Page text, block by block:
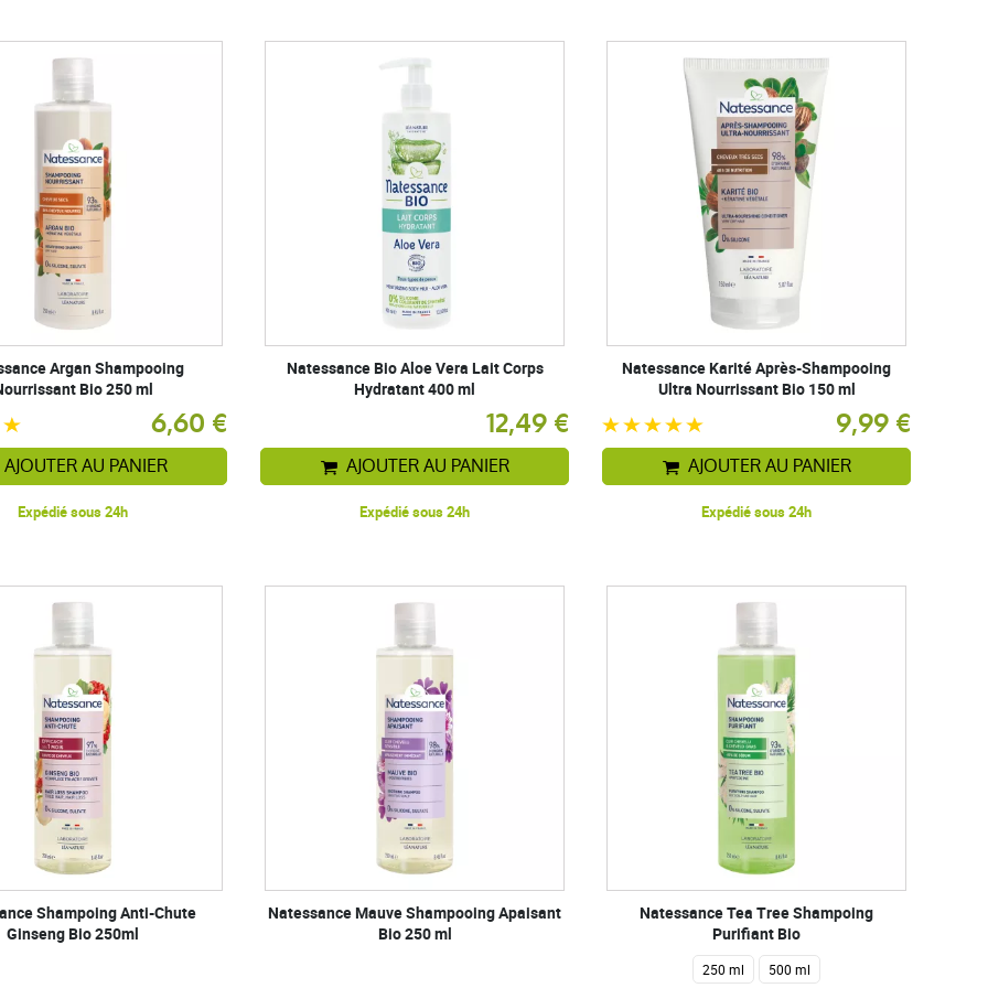
Argan Shampooing
Bio 250 ml
6,60 €
AJOUTER AU PANIER
Expédié sous 24h
Natessance Bio Aloe Vera Lait Corps
Hydratant 400 ml
12,49 €
AJOUTER AU PANIER
Expédié sous 24h
Natessance Karité Après-Shampooing
Ultra Nourrissant Bio 150 ml
9,99 €
AJOUTER AU PANIER
Expédié sous 24h
Shampoing Anti-Chute
Ginseng Bio 250ml
Natessance Mauve Shampooing Apaisant
Bio 250 ml
Natessance Tea Tree Shampoing
Purifiant Bio
250 ml 500 ml